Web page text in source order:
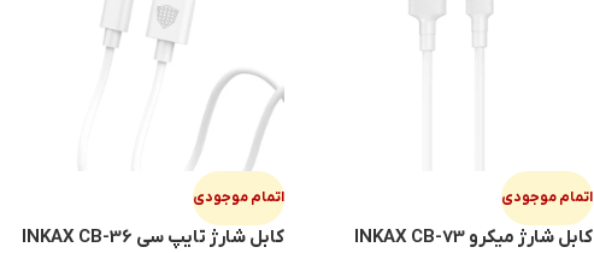
اتمام موجودی
کابل شارژ میکرو INKAX CB-73
اتمام موجودی
کابل شارژ تایپ سی INKAX CB-36